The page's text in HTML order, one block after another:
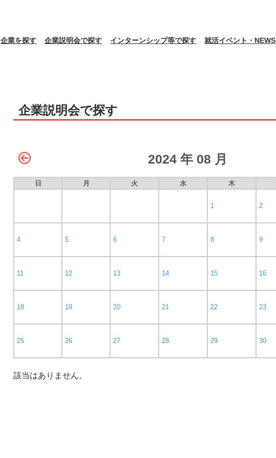
企業を探す 企業説明会で探す インターンシップ等で探す 就活イベント・NEWS
企業説明会で探す
2024 年 08 月
日 月 火 水 木
1 2
4 5 6 7 8 9
11 12 13 14 15 16
18 19 20 21 22 23
25 26 27 28 29 30
該当はありません。